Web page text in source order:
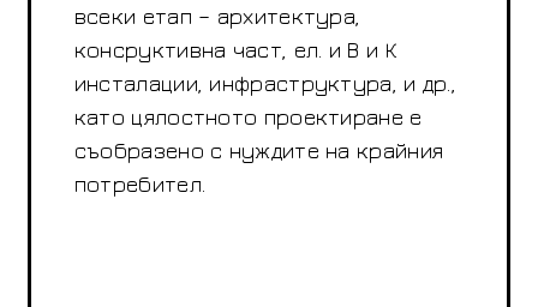
всеки етап – архитектура,
консруктивна част, ел. и В и К
инсталации, инфраструктура, и др.,
като цялостното проектиране е
съобразено с нуждите на крайния
потребител.